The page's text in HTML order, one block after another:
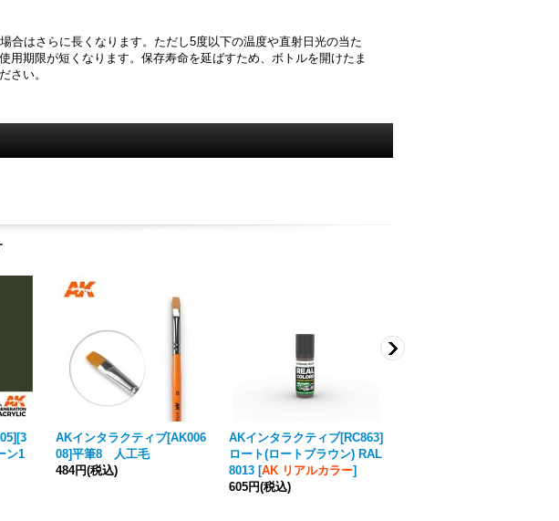
合はさらに長くなります。ただし5度以下の温度や直射日光の当た
用期限が短くなります。保存寿命を延ばすため、ボトルを開けたま
さい。
ン1
AKインタラクティブ[AK006
08]平筆8 人工毛
484円(税込)
AKインタラクティブ[RC863]
ロート(ロートブラウン) RAL
8013 [AK リアルカラー]
605円(税込)